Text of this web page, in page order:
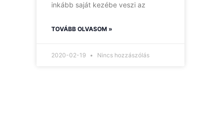
inkább saját kezébe veszi az
TOVÁBB OLVASOM »
2020-02-19 Nincs hozzászólás